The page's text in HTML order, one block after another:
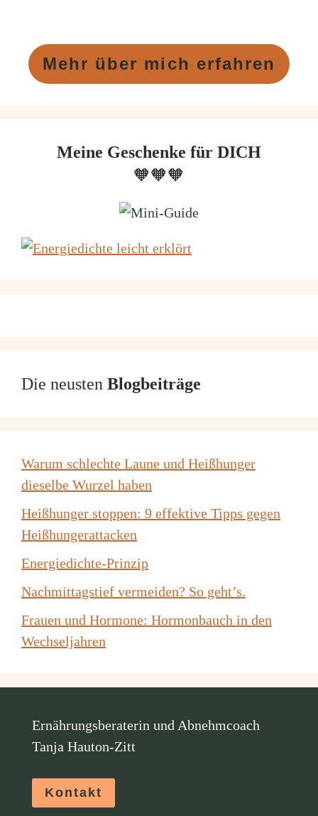
Mehr über mich erfahren
Meine Geschenke für DICH
🧡🧡🧡
Die neusten Blogbeiträge
Warum schlechte Laune und Heißhunger
dieselbe Wurzel haben
Heißhunger stoppen: 9 effektive Tipps gegen
Heißhungerattacken
Energiedichte-Prinzip
Nachmittagstief vermeiden? So geht’s.
Frauen und Hormone: Hormonbauch in den
Wechseljahren
Ernährungsberaterin und Abnehmcoach
Tanja Hauton-Zitt
Kontakt